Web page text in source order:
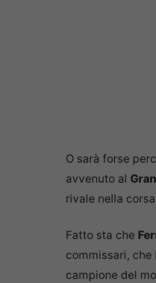
O sarà forse
avvenuto al
rivale nella
Fatto sta che
commissari, che
campione del